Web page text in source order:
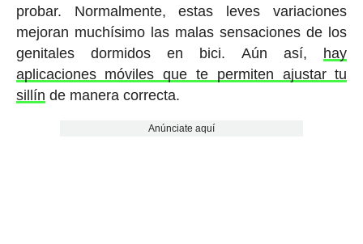
probar. Normalmente, estas leves variaciones
mejoran muchísimo las malas sensaciones de los
genitales dormidos en bici. Aún así, hay
aplicaciones móviles que te permiten ajustar tu
sillín de manera correcta.
Anúnciate aquí